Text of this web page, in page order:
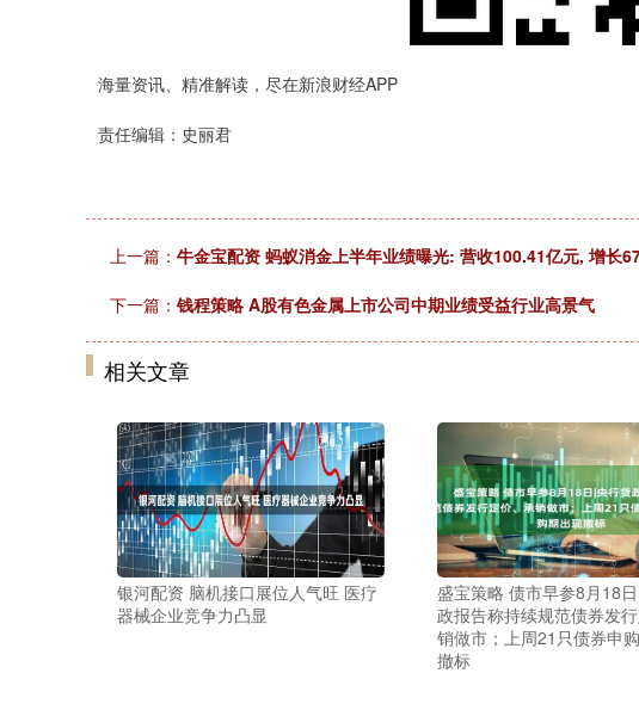
海量资讯、精准解读，尽在新浪财经APP
责任编辑：史丽君
上一篇： 牛金宝配资 蚂蚁消金上半年业绩曝光: 营收100.41亿元, 增长
下一篇： 钱程策略 A股有色金属上市公司中期业绩受益行业高景气
相关文章
银河配资 脑机接口展位人气旺 医疗
器械企业竞争力凸显
盛宝策略 债市早参8月18
政报告称持续规范债券发
销做市；上周21只债券申
撤标